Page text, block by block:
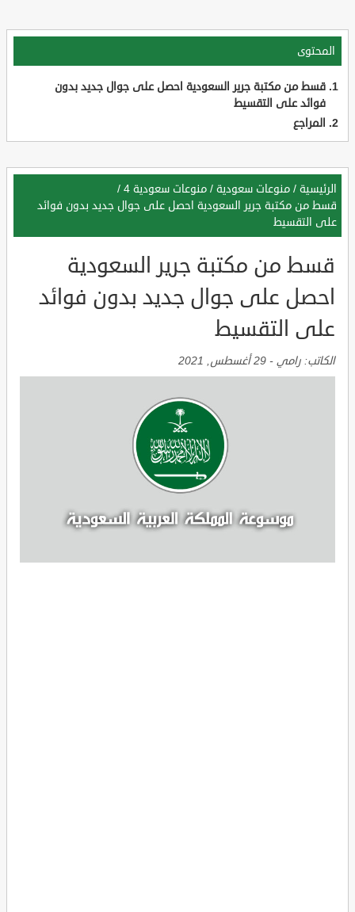
المحتوى
قسط من مكتبة جرير السعودية احصل على جوال جديد بدون
فوائد على التقسيط
المراجع
الرئيسية / منوعات سعودية / منوعات سعودية 4
/
قسط من مكتبة جرير السعودية احصل على جوال جديد بدون فوائد
على التقسيط
قسط من مكتبة جرير السعودية
احصل على جوال جديد بدون فوائد
على التقسيط
الكاتب: رامي - 29 أغسطس, 2021